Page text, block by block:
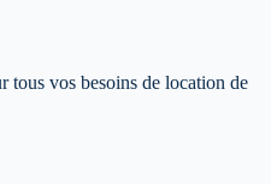
tous vos besoins de location de